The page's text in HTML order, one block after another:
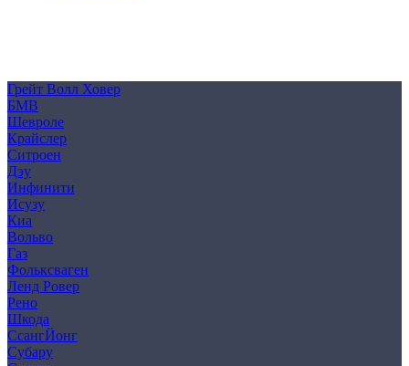
Грейт Волл Ховер
БМВ
Шевроле
Крайслер
Ситроен
Дэу
Инфинити
Исузу
Киа
Вольво
Газ
Фольксваген
Ленд Ровер
Рено
Шкода
СсангЙонг
Субару